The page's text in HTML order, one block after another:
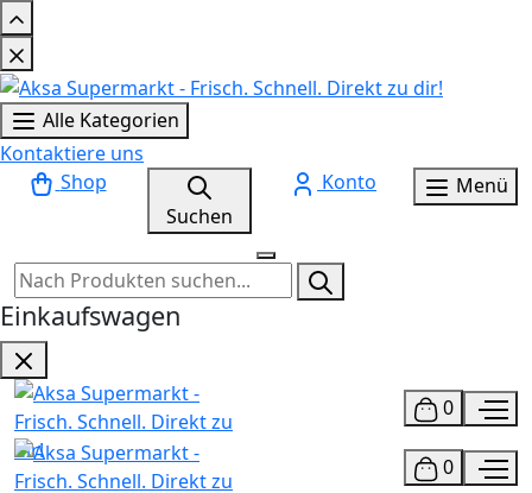
Alle Kategorien
Kontaktiere uns
Shop
Suchen
Konto Menü
Einkaufswagen
0
0